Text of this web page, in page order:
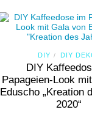
DIY / DIY
DIY
Papageien-Look
Eduscho „Kreation
2020“